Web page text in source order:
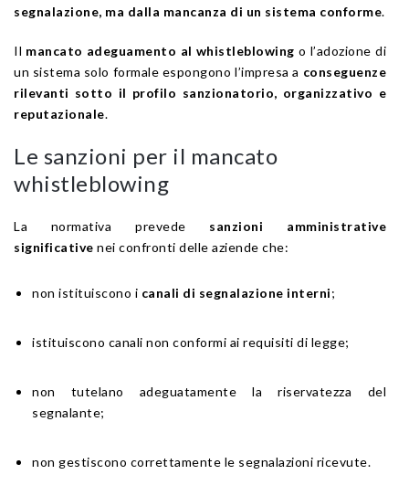
segnalazione, ma dalla mancanza di un sistema conforme.
Il mancato adeguamento al whistleblowing o l’adozione di
un sistema solo formale espongono l’impresa a conseguenze
rilevanti sotto il profilo sanzionatorio, organizzativo e
reputazionale.
Le sanzioni per il mancato
whistleblowing
La normativa prevede sanzioni amministrative
significative nei confronti delle aziende che:
non istituiscono i canali di segnalazione interni;
istituiscono canali non conformi ai requisiti di legge;
non tutelano adeguatamente la riservatezza del
segnalante;
non gestiscono correttamente le segnalazioni ricevute.